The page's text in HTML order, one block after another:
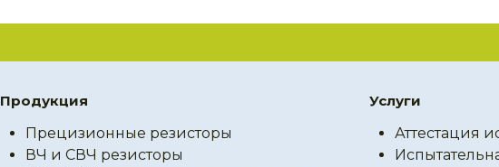
Продукция
Прецизионные резисторы
ВЧ и СВЧ резисторы
Услуги
Аттестация